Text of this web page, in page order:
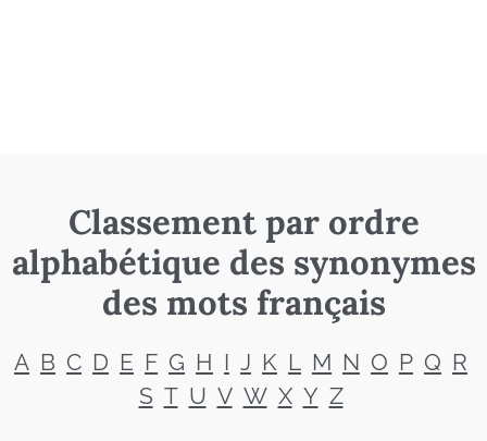
Classement par ordre
alphabétique des synonymes
des mots français
A B C D E F G H I J K L M N O P Q R
S T U V W X Y Z